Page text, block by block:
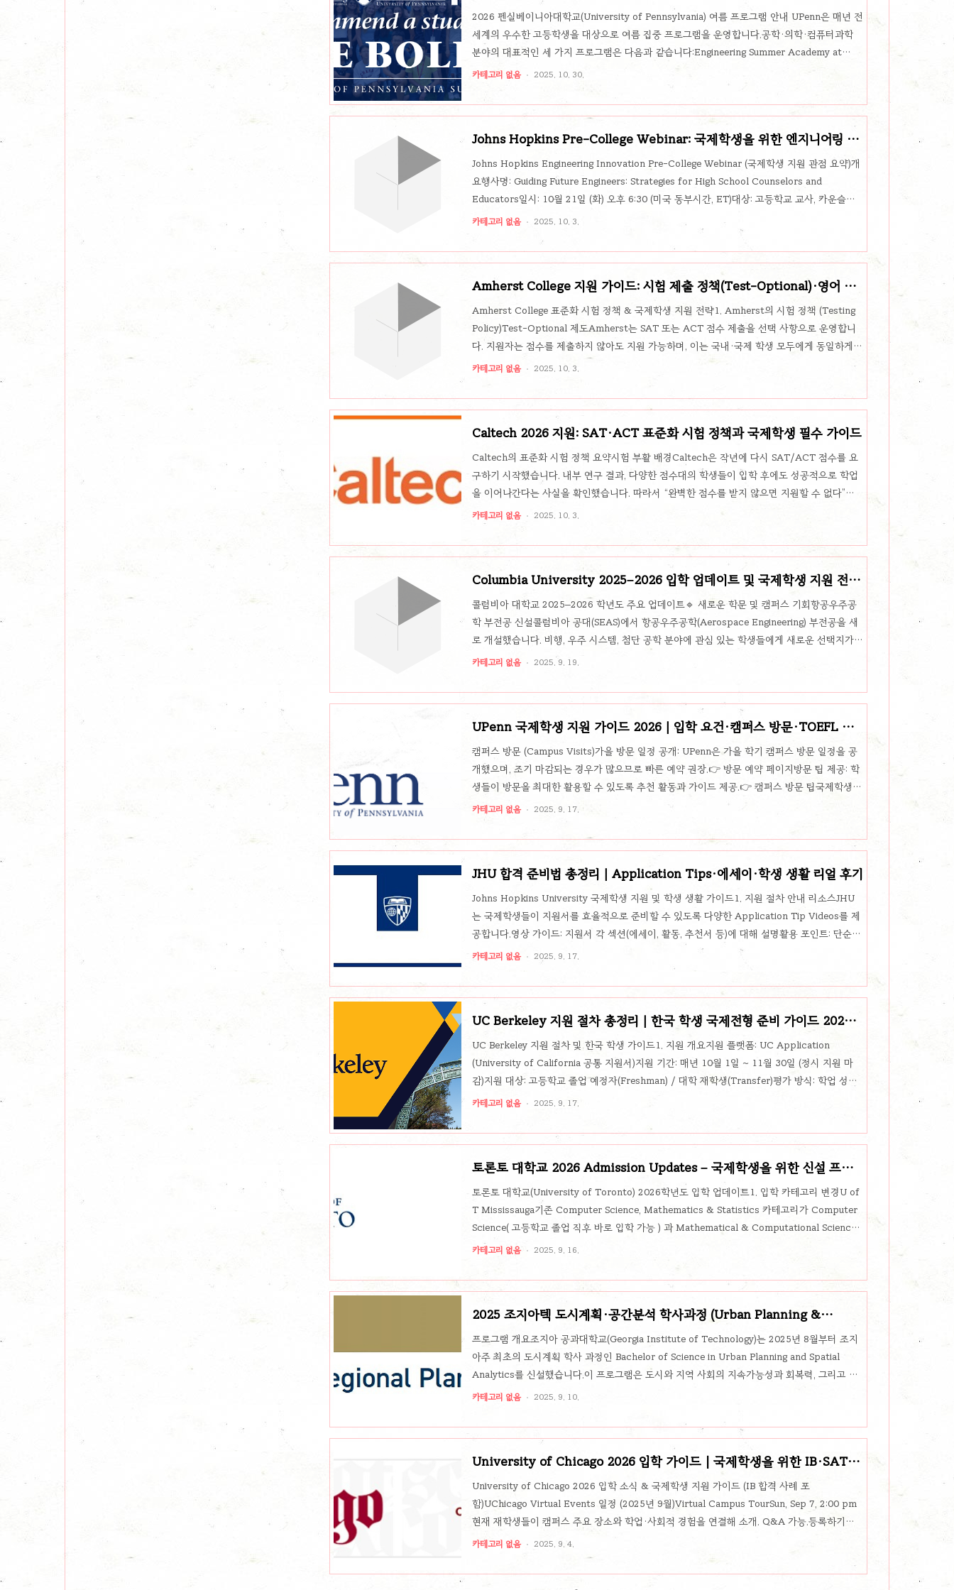
2026 펜실베이니아대학교(University of Pennsylvania) 여름 프로그램 안내 UPenn은 매년 전
세계의 우수한 고등학생을 대상으로 여름 집중 프로그램을 운영합니다.공학·의학·컴퓨터과학
분야의 대표적인 세 가지 프로그램은 다음과 같습니다:Engineering Summer Academy at
Penn (ESAP)Penn Medicine Summer Program for High School StudentsProgram in
Algorithmic and Combinatorial Thinking (PACT)이 세 프로그램은 모두 미국 현지 수업 참
여, 기숙형 캠퍼스 생활, 그리고 대학 수준의 수업 경험을 제공하며, 국제학생에게도 지원이 열려
카테고리 없음 2025. 10. 30.
Johns Hopkins Pre-College Webinar: 국제학생을 위한 엔지니어링 준
비 전략
Johns Hopkins Engineering Innovation Pre-College Webinar (국제학생 지원 관점 요약)개
요행사명: Guiding Future Engineers: Strategies for High School Counselors and
Educators일시: 10월 21일 (화) 오후 6:30 (미국 동부시간, ET)대상: 고등학교 교사, 카운슬러,
관리자 등 (국제학교 또는 해외 고등학교 교육자 포함)주최: Johns Hopkins University,
Engineering Innovation Pre-College Programs강연자: Shannon Miller (JHU 학부 입학처
Senior Director)웹세미나 주요 내용1. 고등학교 커리큘럼 선택 가이드STEM(수..
카테고리 없음 2025. 10. 3.
Amherst College 지원 가이드: 시험 제출 정책(Test-Optional)·영어 요
건·국제학생 필수 팁
Amherst College 표준화 시험 정책 & 국제학생 지원 전략1. Amherst의 시험 정책 (Testing
Policy)Test-Optional 제도Amherst는 SAT 또는 ACT 점수 제출을 선택 사항으로 운영합니
다. 지원자는 점수를 제출하지 않아도 지원 가능하며, 이는 국내·국제 학생 모두에게 동일하게
적용됩니다.→ 2023년부터 이 제도는 파일럿이 아닌 정식 정책으로 확정됨.점수 제출 방식Self-
공식 점수 보고를 요구할 수 있음Superscoring 허용SAT/ACT 모두에서 섹션별 최고 점수를
조합해 가장 유리한 점수로 평가함.SAT Subject Tests: 고려하지..
카테고리 없음 2025. 10. 3.
Caltech 2026 지원: SAT·ACT 표준화 시험 정책과 국제학생 필수 가이드
Caltech의 표준화 시험 정책 요약시험 부활 배경Caltech은 작년에 다시 SAT/ACT 점수를 요
구하기 시작했습니다. 내부 연구 결과, 다양한 점수대의 학생들이 입학 후에도 성공적으로 학업
을 이어나간다는 사실을 확인했습니다. 따라서 “완벽한 점수를 받지 않으면 지원할 수 없다”는
인식을 바로잡고자 합니다.Bucket System (점수 구간별 평가)Caltech은 지원자의 세부 점수
대신 **구간(bucket)**만을 위원회에 공유합니다.Bucket ASAT: 780–800 (섹션별)ACT: 35–
36 (섹션별)→ 위원회는 세부 점수를 보지 않고 단순히 A 구간임을 확인Bucket BSAT: 750–
770 (섹션별)ACT: 33–34 (섹션별)→ 세부 점수 없이 B 구간으로만 평가됨Bucket C..
카테고리 없음 2025. 10. 3.
Columbia University 2025–2026 입학 업데이트 및 국제학생 지원 전략
가이드
콜럼비아 대학교 2025–2026 학년도 주요 업데이트🔹 새로운 학문 및 캠퍼스 기회항공우주공
학 부전공 신설콜럼비아 공대(SEAS)에서 항공우주공학(Aerospace Engineering) 부전공을 새
로 개설했습니다. 비행, 우주 시스템, 첨단 공학 분야에 관심 있는 학생들에게 새로운 선택지가
될 전망입니다. 【출처】리스닝 테이블(Listening Tables)학생, 교수, 교직원이 직접 마주 앉아 사
Leaders Forum세계 각국의 지도자와 영향력 있는 인사들이 콜럼비아 캠퍼스를 찾아 글로벌 현
안에 대해 대화하는 연례 포럼이 예정되어 있습니다. 【행사 안내】🔹 입학 전형 및 지원 정책
(2025–2026)T..
카테고리 없음 2025. 9. 19.
UPenn 국제학생 지원 가이드 2026｜입학 요건·캠퍼스 방문·TOEFL 점
수·재정보조 총정리
캠퍼스 방문 (Campus Visits)가을 방문 일정 공개: UPenn은 가을 학기 캠퍼스 방문 일정을 공
개했으며, 조기 마감되는 경우가 많으므로 빠른 예약 권장.👉 방문 예약 페이지방문 팁 제공: 학
생들이 방문을 최대한 활용할 수 있도록 추천 활동과 가이드 제공.👉 캠퍼스 방문 팁국제학생에
게 중요한 포인트해외에서 직접 방문이 어려운 경우, 비자 문제나 항공편 일정을 고려해야 하므
로 조기 신청 필요.캠퍼스 방문 시 국제학생 오피스(Global Penn Office) 를 방문해 유학 지원,
비자, 문화 적응 관련 상담 가능.가상 방문 (Virtual Visits)가상 정보 세션 & 투어: 입학사정관과
카테고리 없음 2025. 9. 17.
JHU 합격 준비법 총정리｜Application Tips·에세이·학생 생활 리얼 후기
Johns Hopkins University 국제학생 지원 및 학생 생활 가이드1. 지원 절차 안내 리소스JHU
는 국제학생들이 지원서를 효율적으로 준비할 수 있도록 다양한 Application Tip Videos를 제
공합니다.영상 가이드: 지원서 각 섹션(에세이, 활동, 추천서 등)에 대해 설명활용 포인트: 단순
작성법이 아니라, 합격생들이 실제로 어떻게 스토리텔링을 했는지 보여줌추천 활용법: 한국 학
생은 IB, AP, 교내 활동을 JHU의 학문적 강점(의학, 공학, 국제학 등)과 연결하면 효과적🔗
Application Tips Video Series🔗 YouTube Playlist2. Essays That Worked (합격 에세이
예시)JHU는 실제 합격생들의 에세이를 공개하고, 입학사정관 코멘트..
카테고리 없음 2025. 9. 17.
UC Berkeley 지원 절차 총정리｜한국 학생 국제전형 준비 가이드 2025-
UC Berkeley 지원 절차 및 한국 학생 가이드1. 지원 개요지원 플랫폼: UC Application
(University of California 공통 지원서)지원 기간: 매년 10월 1일 ~ 11월 30일 (정시 지원 마
감)지원 대상: 고등학교 졸업 예정자(Freshman) / 대학 재학생(Transfer)평가 방식: 학업 성취
도(GPA·과목 이수), 영어능력, Personal Insight Questions(에세이), 활동·리더십 경험 등 종합
격 보유과목(A-G Requirement)영어·수학·과학·사회·외국어 등 UC 지정 과목 이수 필요GPA
카테고리 없음 2025. 9. 17.
토론토 대학교 2026 Admission Updates – 국제학생을 위한 신설 프로
그램과 입학 변화
토론토 대학교(University of Toronto) 2026학년도 입학 업데이트1. 입학 카테고리 변경U of
T Mississauga기존 Computer Science, Mathematics & Statistics 카테고리가 Computer
Science( 고등학교 졸업 직후 바로 입학 가능 ) 과 Mathematical & Computational Sciences
로 분리됨.👉 국제학생 키워드: "U of T Mississauga Computer Science direct entry for
MajorClimate Change Studies, MajorPsychology, H..
카테고리 없음 2025. 9. 16.
2025 조지아텍 도시계획·공간분석 학사과정 (Urban Planning &
Spatial Analytics) 국제학생 안내
프로그램 개요조지아 공과대학교(Georgia Institute of Technology)는 2025년 8월부터 조지
아주 최초의 도시계획 학사 과정인 Bachelor of Science in Urban Planning and Spatial
Analytics를 신설했습니다.이 프로그램은 도시와 지역 사회의 지속가능성과 회복력, 그리고 삶
의 질 향상을 목표로 하며, 도시계획 + 공간분석 + GIS + 데이터 분석을 융합적으로 배울 수 있
능합니다.주요 커리큘럼 구성이 학위 과정은 교양, 전공 필수, 전공 선택, 자유 선택으로 나뉘며
다음과 같은 구조로 진행됩니다.기초 교양 과목: 영어, 수학, 과학, 글쓰기, 사회과학전..
카테고리 없음 2025. 9. 10.
University of Chicago 2026 입학 가이드 | 국제학생을 위한 IB·SAT·
장학금 FAQ
University of Chicago 2026 입학 소식 & 국제학생 지원 가이드 (IB 합격 사례 포
함)UChicago Virtual Events 일정 (2025년 9월)Virtual Campus TourSun, Sep 7, 2:00 pm
현재 재학생들이 캠퍼스 주요 장소와 학업·사회적 경험을 연결해 소개. Q&A 가능.등록하기
Virtual Student SalonMon, Sep 8, 6:00 pm재학생들과 소규모 그룹으로 학생 생활과 학업에
대해 직접 대화. Prospective students 전용.등록하기Virtual Information SessionTue, Sep
23, 7:00 am입학처 카운슬러가 입학 과정, 에세이, 추천서, 장학금·재정지원, 학업·동아리·캠퍼
카테고리 없음 2025. 9. 4.